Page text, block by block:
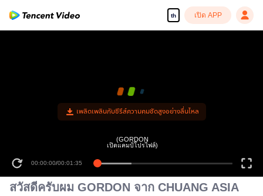
th เปิด APP
เพลิดเพลินกับซีรีส์ความคมชัดสูงอย่างลื่นไหล
00:00:00/00:01:35
(GORDON
เปิดแคมป์โปรไฟล์)
สวัสดีครับผม GORDON จาก CHUANG ASIA